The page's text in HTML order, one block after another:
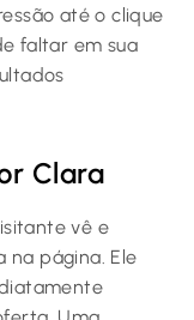
até o clique
faltar em sua
Clara
vê e
na página. Ele